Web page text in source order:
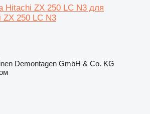
Hitachi ZX 250 LC N3 для
ZX 250 LC N3
Demontagen GmbH & Co. KG